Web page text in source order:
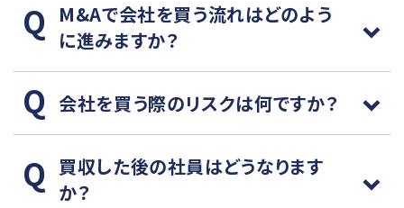
M&Aで会社を買う流れはどのよう
に進みますか？
会社を買う際のリスクは何ですか？
買収した後の社員はどうなります
か？